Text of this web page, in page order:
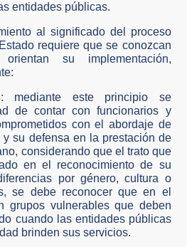
entidades públicas.
al significado del proceso
requiere que se conozcan
su implementación,
: mediante este principio se
de contar con funcionarios y
con el abordaje de
y su defensa en la prestación de
considerando que el trato que
en el reconocimiento de su
por género, cultura o
se debe reconocer que en el
grupos vulnerables que deben
cuando las entidades públicas
brinden sus servicios.